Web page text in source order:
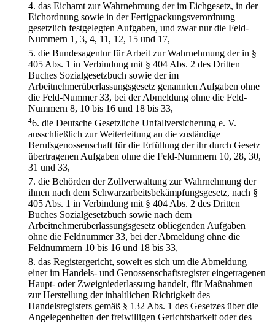
4. das Eichamt zur Wahrnehmung der im Eichgesetz, in der
Eichordnung sowie in der Fertigpackungsverordnung
gesetzlich festgelegten Aufgaben, und zwar nur die Feld-
Nummern 1, 3, 4, 11, 12, 15 und 17,
5. die Bundesagentur für Arbeit zur Wahrnehmung der in §
405 Abs. 1 in Verbindung mit § 404 Abs. 2 des Dritten
Buches Sozialgesetzbuch sowie der im
Arbeitnehmerüberlassungsgesetz genannten Aufgaben ohne
die Feld-Nummer 33, bei der Abmeldung ohne die Feld-
Nummern 8, 10 bis 16 und 18 bis 33,
46. die Deutsche Gesetzliche Unfallversicherung e. V.
ausschließlich zur Weiterleitung an die zuständige
Berufsgenossenschaft für die Erfüllung der ihr durch Gesetz
übertragenen Aufgaben ohne die Feld-Nummern 10, 28, 30,
31 und 33,
7. die Behörden der Zollverwaltung zur Wahrnehmung der
ihnen nach dem Schwarzarbeitsbekämpfungsgesetz, nach §
405 Abs. 1 in Verbindung mit § 404 Abs. 2 des Dritten
Buches Sozialgesetzbuch sowie nach dem
Arbeitnehmerüberlassungsgesetz obliegenden Aufgaben
ohne die Feldnummer 33, bei der Abmeldung ohne die
Feldnummern 10 bis 16 und 18 bis 33,
8. das Registergericht, soweit es sich um die Abmeldung
einer im Handels- und Genossenschaftsregister eingetragenen
Haupt- oder Zweigniederlassung handelt, für Maßnahmen
zur Herstellung der inhaltlichen Richtigkeit des
Handelsregisters gemäß § 132 Abs. 1 des Gesetzes über die
Angelegenheiten der freiwilligen Gerichtsbarkeit oder des